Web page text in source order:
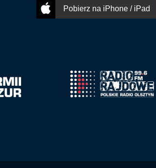
Pobierz na iPhone / iPad